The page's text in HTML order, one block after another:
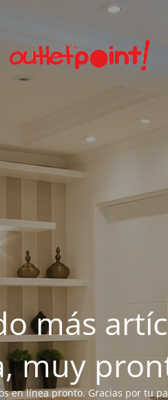
más
muy
en línea pronto. Gracias por tu